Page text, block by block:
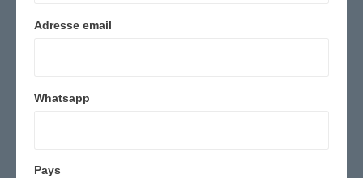
Adresse email
Whatsapp
Pays